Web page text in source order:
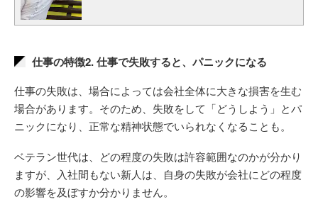
仕事の特徴2. 仕事で失敗すると、パニックになる
仕事の失敗は、場合によっては会社全体に大きな損害を生む
場合があります。そのため、失敗をして「どうしよう」とパ
ニックになり、正常な精神状態でいられなくなることも。
ベテラン世代は、どの程度の失敗は許容範囲なのかが分かり
ますが、入社間もない新人は、自身の失敗が会社にどの程度
の影響を及ぼすか分かりません。